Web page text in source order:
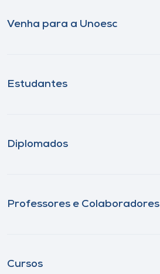
Venha para a Unoesc
Estudantes
Diplomados
Professores e Colaboradores
Cursos